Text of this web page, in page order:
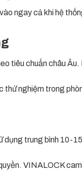
ngay cả khi hệ
tiêu chuẩn châu
nghiệm trong
dụng trung bình
VINALOCK